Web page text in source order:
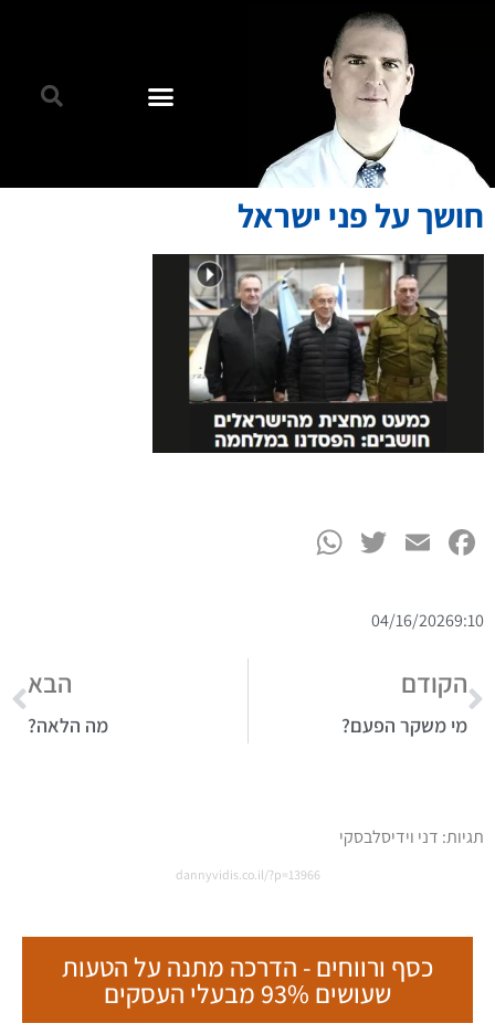
חושך על פני ישראל
Facebook
Email
Twitter
9:10
04/16/2026
הקודם
מי משקר הפעם?
הבא
מה הלאה?
תגיות: דני וידיסלבסקי
dannyvidis.co.il/?p=13966
כסף ורווחים - הדרכה מתנה על הטעות
שעושים 93% מבעלי העסקים